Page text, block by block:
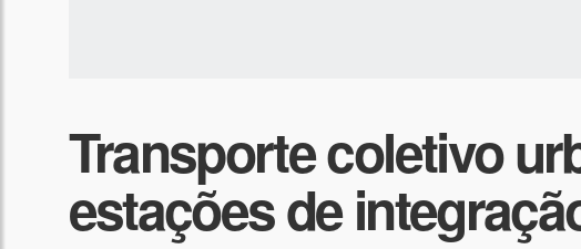
​Transporte coletivo
estações de